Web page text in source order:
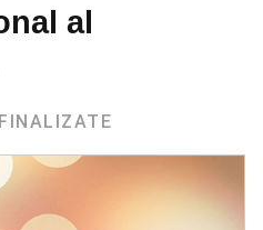
al